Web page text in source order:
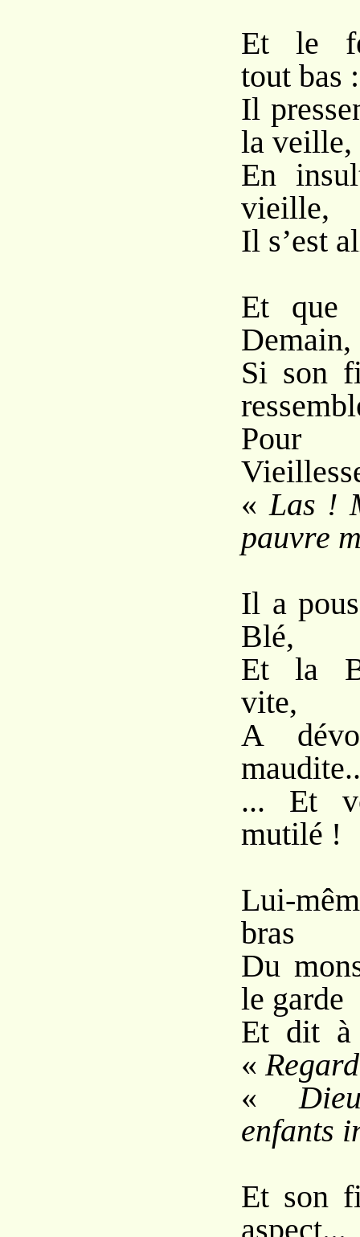
Et le
tout bas :
Il
la veille,
En
vieille,
Il s’est
Et que
Demain,
Si son
Pour
«Las !
pauvre
Il a
Blé,
Et la
vite,
A
... Et
mutilé !
Lui-
bras
Du
le garde
Et dit à
«
«
enfants
Et son
aspect...